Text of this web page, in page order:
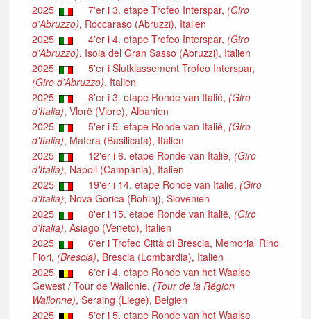
2025
7'er i 3. etape Trofeo Interspar, (Giro
d'Abruzzo), Roccaraso (Abruzzi), Italien
2025
4'er i 4. etape Trofeo Interspar, (Giro
d'Abruzzo), Isola del Gran Sasso (Abruzzi), Italien
2025
5'er i Slutklassement Trofeo Interspar,
(Giro d'Abruzzo), Italien
2025
8'er i 3. etape Ronde van Italië, (Giro
d'Italia), Vlorë (Vlore), Albanien
2025
5'er i 5. etape Ronde van Italië, (Giro
d'Italia), Matera (Basilicata), Italien
2025
12'er i 6. etape Ronde van Italië, (Giro
d'Italia), Napoli (Campania), Italien
2025
19'er i 14. etape Ronde van Italië, (Giro
d'Italia), Nova Gorica (Bohinj), Slovenien
2025
8'er i 15. etape Ronde van Italië, (Giro
d'Italia), Asiago (Veneto), Italien
2025
6'er i Trofeo Città di Brescia, Memorial Rino
Fiori, (Brescia), Brescia (Lombardia), Italien
2025
6'er i 4. etape Ronde van het Waalse
Gewest / Tour de Wallonie, (Tour de la Région
Wallonne), Seraing (Liege), Belgien
2025
5'er i 5. etape Ronde van het Waalse